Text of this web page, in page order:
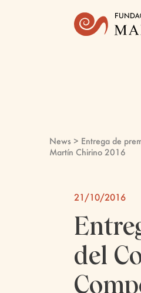
News > Entrega de
Martín Chirino 2016
21/10/2016
del